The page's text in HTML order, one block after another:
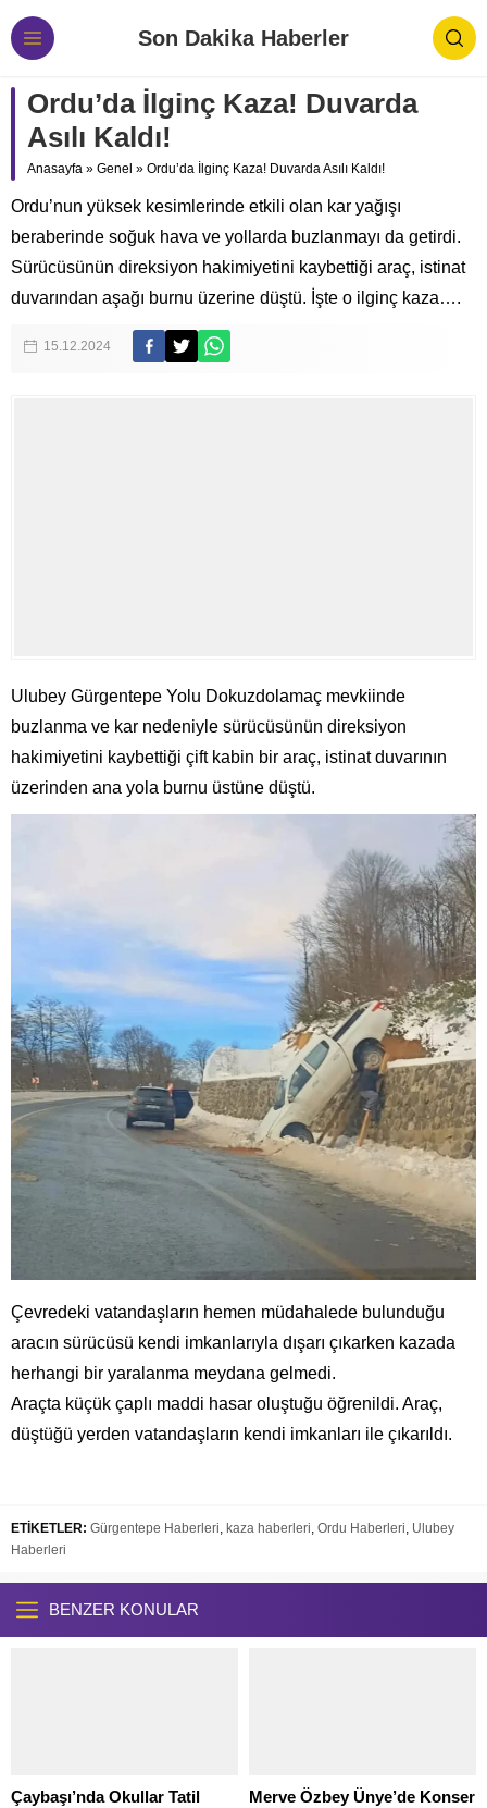
Son Dakika Haberler
Ordu’da İlginç Kaza! Duvarda
Asılı Kaldı!
Anasayfa » Genel » Ordu’da İlginç Kaza! Duvarda Asılı Kaldı!
Ordu’nun yüksek kesimlerinde etkili olan kar yağışı
beraberinde soğuk hava ve yollarda buzlanmayı da getirdi.
Sürücüsünün direksiyon hakimiyetini kaybettiği araç, istinat
duvarından aşağı burnu üzerine düştü. İşte o ilginç kaza….
15.12.2024
Ulubey Gürgentepe Yolu Dokuzdolamaç mevkiinde
buzlanma ve kar nedeniyle sürücüsünün direksiyon
hakimiyetini kaybettiği çift kabin bir araç, istinat duvarının
üzerinden ana yola burnu üstüne düştü.
Çevredeki vatandaşların hemen müdahalede bulunduğu
aracın sürücüsü kendi imkanlarıyla dışarı çıkarken kazada
herhangi bir yaralanma meydana gelmedi.
Araçta küçük çaplı maddi hasar oluştuğu öğrenildi. Araç,
düştüğü yerden vatandaşların kendi imkanları ile çıkarıldı.
ETİKETLER: Gürgentepe Haberleri kaza haberleri Ordu Haberleri Ulubey
Haberleri
BENZER KONULAR
Çaybaşı’nda Okullar Tatil
Merve Özbey Ünye’de Konser